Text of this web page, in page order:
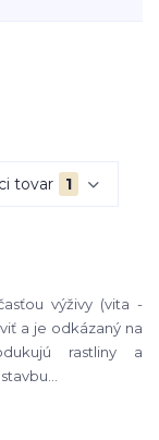
tovar 1
výživy (vita -
a je odkázaný na
rastliny a